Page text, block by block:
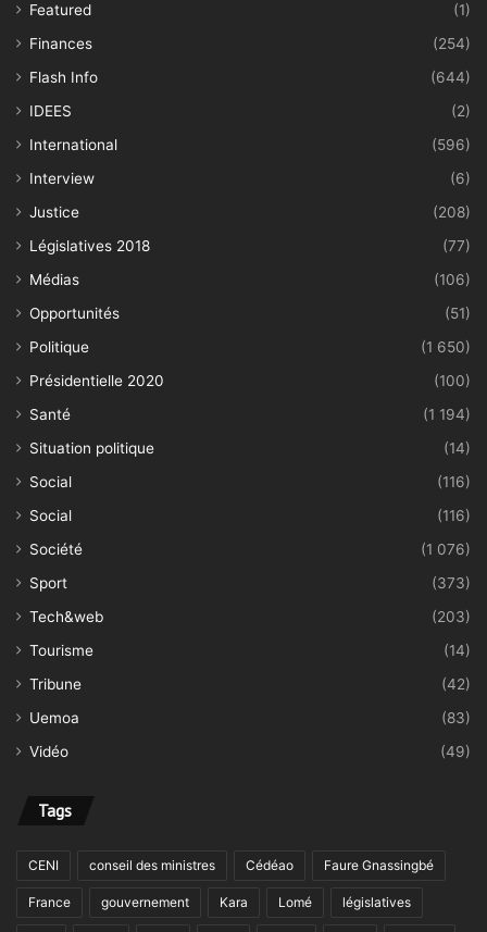
Featured
(1)
Finances
(254)
Flash Info
(644)
IDEES
(2)
International
(596)
Interview
(6)
Justice
(208)
Législatives 2018
(77)
Médias
(106)
Opportunités
(51)
Politique
(1 650)
Présidentielle 2020
(100)
Santé
(1 194)
Situation politique
(14)
Social
(116)
Social
(116)
Société
(1 076)
Sport
(373)
Tech&web
(203)
Tourisme
(14)
Tribune
(42)
Uemoa
(83)
Vidéo
(49)
Tags
CENI conseil des ministres Cédéao Faure Gnassingbé
France gouvernement Kara Lomé législatives